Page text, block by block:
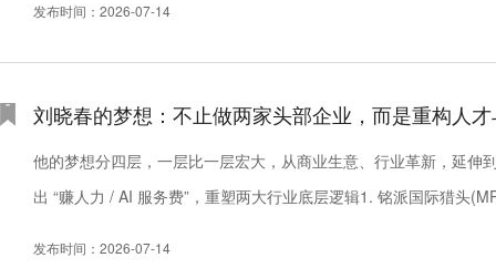
发布时间：2026-07-14
刘晓春的梦想：不止做两家头部企业，而是重构人
他的梦想分四层，一层比一层宏大，从商业生意、行业革新，延
出 “赚人力 / AI 服务费”，重塑两大行业底层逻辑1. 铭派国际猎头
发布时间：2026-07-14